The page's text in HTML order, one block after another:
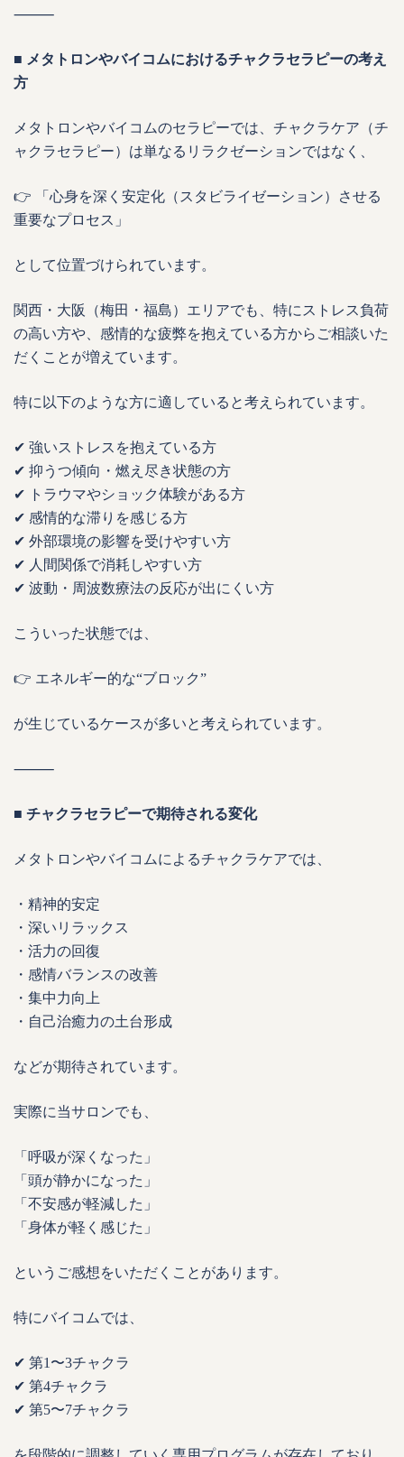
⸻
■ メタトロンやバイコムにおけるチャクラセラピーの考え
方
メタトロンやバイコムのセラピーでは、チャクラケア（チ
ャクラセラピー）は単なるリラクゼーションではなく、
👉 「心身を深く安定化（スタビライゼーション）させる
重要なプロセス」
として位置づけられています。
関西・大阪（梅田・福島）エリアでも、特にストレス負荷
の高い方や、感情的な疲弊を抱えている方からご相談いた
だくことが増えています。
特に以下のような方に適していると考えられています。
✔ 強いストレスを抱えている方
✔ 抑うつ傾向・燃え尽き状態の方
✔ トラウマやショック体験がある方
✔ 感情的な滞りを感じる方
✔ 外部環境の影響を受けやすい方
✔ 人間関係で消耗しやすい方
✔ 波動・周波数療法の反応が出にくい方
こういった状態では、
👉 エネルギー的な“ブロック”
が生じているケースが多いと考えられています。
⸻
■ チャクラセラピーで期待される変化
メタトロンやバイコムによるチャクラケアでは、
・精神的安定
・深いリラックス
・活力の回復
・感情バランスの改善
・集中力向上
・自己治癒力の土台形成
などが期待されています。
実際に当サロンでも、
「呼吸が深くなった」
「頭が静かになった」
「不安感が軽減した」
「身体が軽く感じた」
というご感想をいただくことがあります。
特にバイコムでは、
✔ 第1〜3チャクラ
✔ 第4チャクラ
✔ 第5〜7チャクラ